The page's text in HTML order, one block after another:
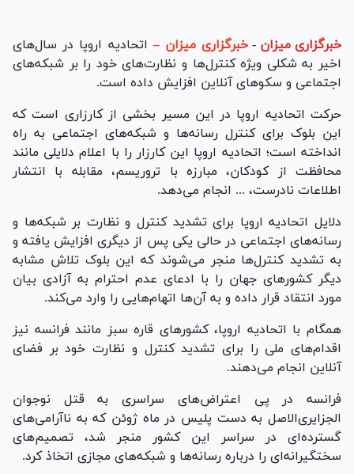
خبرگزاری میزان - خبرگزاری میزان – اتحادیه اروپا در سال‌های
اخیر به شکلی ویژه کنترل‌ها و نظارت‌های خود را بر شبکه‌های
اجتماعی و سکوهای آنلاین افزایش داده است.
حرکت اتحادیه اروپا در این مسیر بخشی از کارزاری است که
این بلوک برای کنترل رسانه‌ها و شبکه‌های اجتماعی به راه
انداخته است؛ اتحادیه اروپا این کارزار را با اعلام دلایلی مانند
محافظت از کودکان، مبارزه با تروریسم، مقابله با انتشار
اطلاعات نادرست، ... انجام می‌دهد.
دلایل اتحادیه اروپا برای تشدید کنترل و نظارت بر شبکه‌ها و
رسانه‌های اجتماعی در حالی یکی پس از دیگری افزایش یافته و
به تشدید کنترل‌ها منجر می‌شوند که این بلوک تلاش مشابه
دیگر کشور‌های جهان را با ادعای عدم احترام به آزادی بیان
مورد انتقاد قرار داده و به آن‌ها اتهام‌هایی را وارد می‌کند.
همگام با اتحادیه اروپا، کشور‌های قاره سبز مانند فرانسه نیز
اقدام‌های ملی را برای تشدید کنترل و نظارت خود بر فضای
آنلاین انجام می‌دهند.
فرانسه در پی اعتراض‌های سراسری به قتل نوجوان
الجزایری‌الاصل به دست پلیس در ماه ژوئن که به ناآرامی‌های
گسترده‌ای در سراسر این کشور منجر شد، تصمیم‌های
سختگیرانه‌ای را درباره رسانه‌ها و شبکه‌های مجازی اتخاذ کرد.